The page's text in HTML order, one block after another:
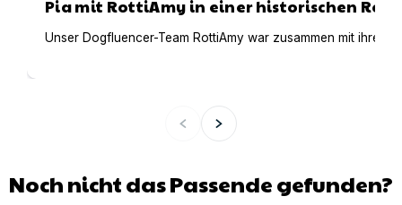
Pia mit RottiAmy in einer historischen
Unser Dogfluencer-Team RottiAmy war zusammen mit ihren
Noch nicht das Passende gefunden?